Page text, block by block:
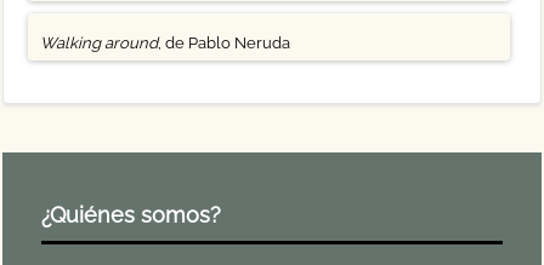
Walking around, de Pablo Neruda
¿Quiénes somos?